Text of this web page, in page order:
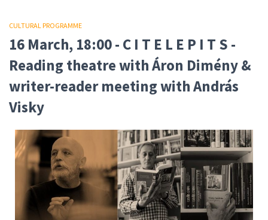
CULTURAL PROGRAMME
16 March, 18:00 - C I T E L E P I T S -
Reading theatre with Áron Dimény &
writer-reader meeting with András
Visky